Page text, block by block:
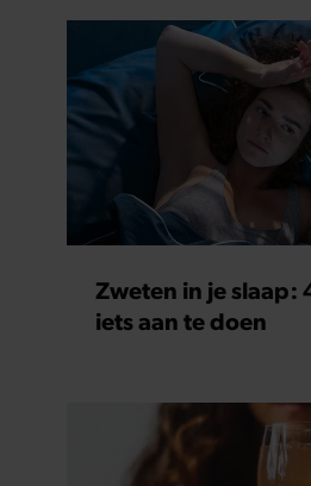
Zweten in je slaap:
iets aan te doen